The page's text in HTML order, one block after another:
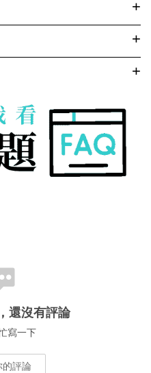
還沒有評論
寫一下
的評論